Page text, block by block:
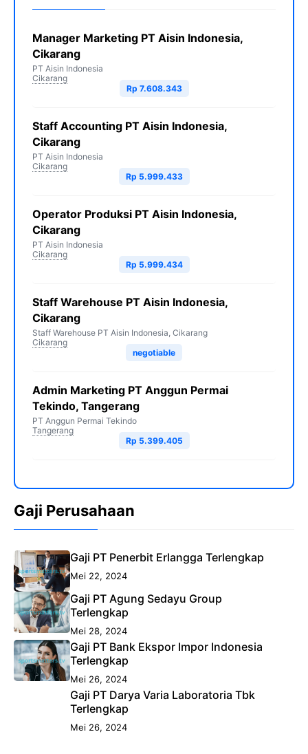
Manager Marketing PT Aisin Indonesia,
Cikarang
PT Aisin Indonesia
Cikarang
Rp 7.608.343
Staff Accounting PT Aisin Indonesia,
Cikarang
PT Aisin Indonesia
Cikarang
Rp 5.999.433
Operator Produksi PT Aisin Indonesia,
Cikarang
PT Aisin Indonesia
Cikarang
Rp 5.999.434
Staff Warehouse PT Aisin Indonesia,
Cikarang
Staff Warehouse PT Aisin Indonesia, Cikarang
Cikarang
negotiable
Admin Marketing PT Anggun Permai
Tekindo, Tangerang
PT Anggun Permai Tekindo
Tangerang
Rp 5.399.405
Gaji Perusahaan
Gaji PT Penerbit Erlangga Terlengkap
Mei 22, 2024
Gaji PT Agung Sedayu Group
Terlengkap
Mei 28, 2024
Gaji PT Bank Ekspor Impor Indonesia
Terlengkap
Mei 26, 2024
Gaji PT Darya Varia Laboratoria Tbk
Terlengkap
Mei 26, 2024